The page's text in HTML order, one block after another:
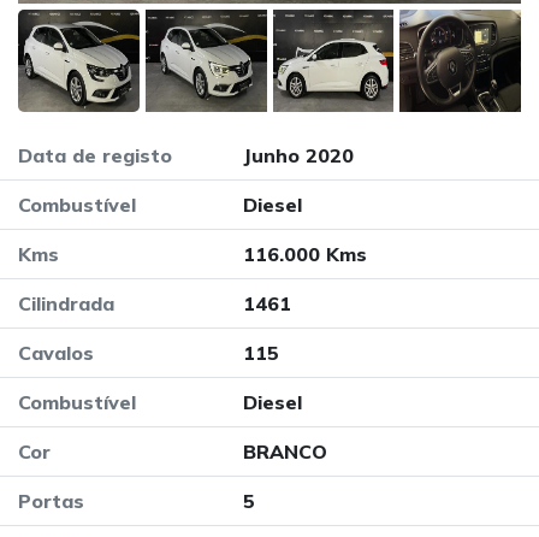
Data de registo Junho 2020
Combustível Diesel
Kms 116.000 Kms
Cilindrada 1461
Cavalos 115
Combustível Diesel
Cor BRANCO
Portas 5